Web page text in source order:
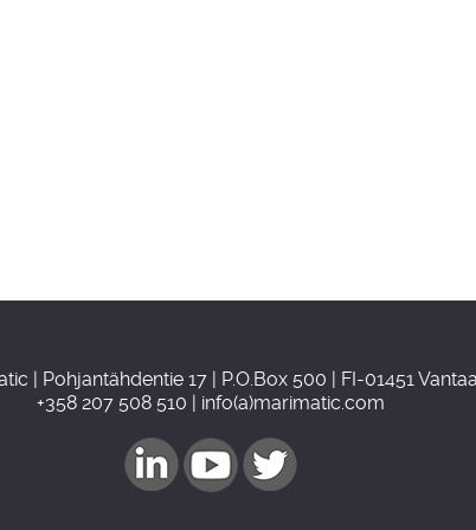
| Pohjantähdentie 17 | P.O.Box 500 | FI-01451
+358 207 508 510 | info(a)marimatic.com